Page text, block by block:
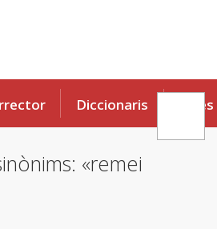
Diccionaris Eines
«remei